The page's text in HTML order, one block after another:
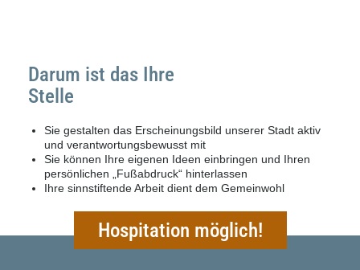
Darum ist das Ihre
Stelle
Sie gestalten das Erscheinungsbild unserer Stadt aktiv
und verantwortungsbewusst mit
Sie können Ihre eigenen Ideen einbringen und Ihren
persönlichen „Fußabdruck“ hinterlassen
Ihre sinnstiftende Arbeit dient dem Gemeinwohl
Hospitation möglich!